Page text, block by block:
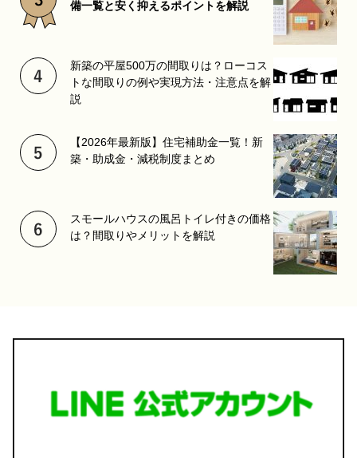
備一覧と安く抑えるポイントを解説
新築の平屋500万の間取りは？ローコス
トな間取りの例や実現方法・注意点を解
説
【2026年最新版】住宅補助金一覧！新
築・助成金・減税制度まとめ
スモールハウスの風呂トイレ付きの価格
は？間取りやメリットを解説